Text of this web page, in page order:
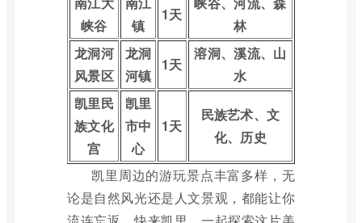
峡谷
镇
1天
林
龙洞河
风景区
龙洞
河镇
1天
溶洞、溪流、山
水
凯里民
族文化
宫
凯里
市中
心
1天
民族艺术、文
化、历史
凯里周边的游玩景点丰富多样，无
论是自然风光还是人文景观，都能让你